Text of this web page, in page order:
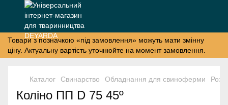
Товари з позначкою «під замовлення» можуть мати змінну
ціну. Актуальну вартість уточнюйте на момент замовлення.
Каталог Свинарство Обладнання для свиноферми
Коліно ПП D 75 45º